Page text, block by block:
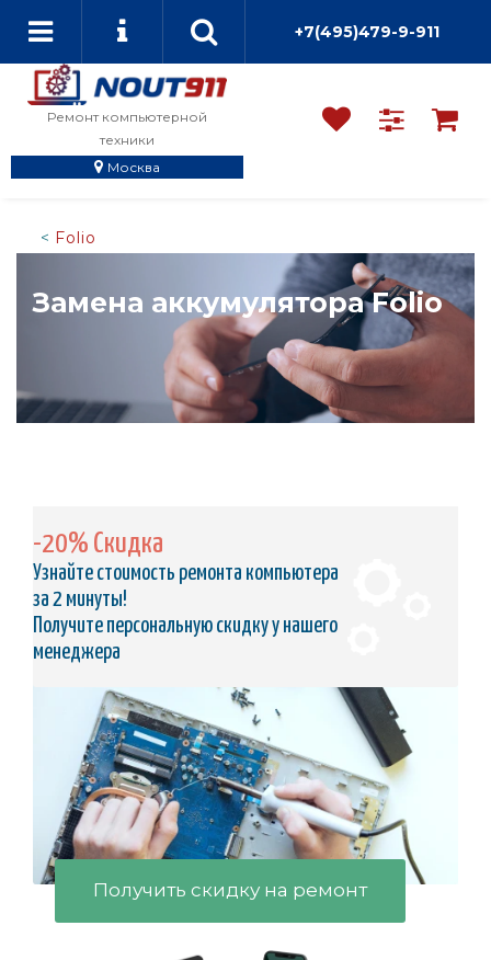
+7(495)479-9-911
Ремонт компьютерной
техники
Москва
Folio
Замена аккумулятора Folio
-20% Скидка
Узнайте стоимость ремонта компьютера
за 2 минуты!
Получите персональную скидку у нашего
менеджера
Получить скидку на ремонт